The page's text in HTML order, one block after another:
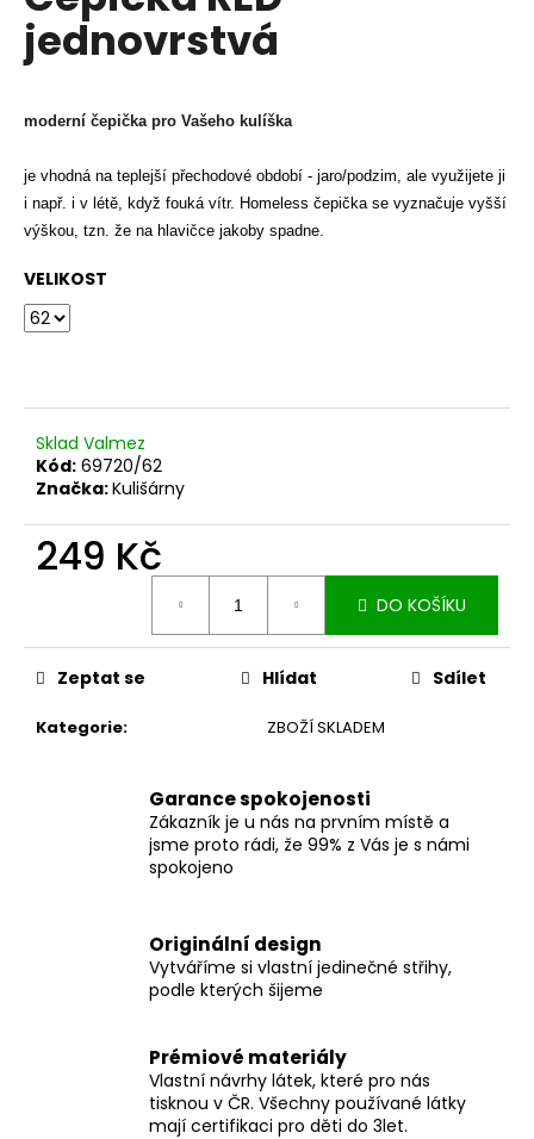
0,0
5
jednovrstvá
moderní čepička pro Vašeho kulíška
je vhodná na teplejší přechodové období - jaro/podzim, ale využijete ji
i např. i v létě, když fouká vítr. Homeless čepička se vyznačuje vyšší
výškou, tzn. že na hlavičce jakoby spadne.
VELIKOST
Sklad Valmez
Kód: 69720/62
Značka:Kulišárny
249 Kč
DO KOŠÍKU
Kategorie: ZBOŽÍ SKLADEM
Zeptat se Hlídat Sdílet
Garance spokojenosti
Zákazník je u nás na prvním místě a
jsme proto rádi, že 99% z Vás je s námi
spokojeno
Originální design
Vytváříme si vlastní jedinečné střihy,
podle kterých šijeme
Prémiové materiály
Vlastní návrhy látek, které pro nás
tisknou v ČR. Všechny používané látky
mají certifikaci pro děti do 3let.
a
j
t
o
p
o
u
m
e
ZAVINOVACÍ